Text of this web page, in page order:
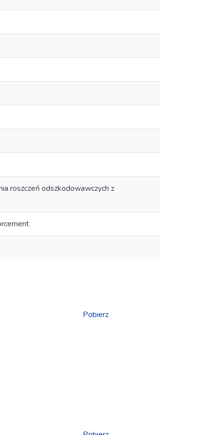
roszczeń odszkodowawczych z
Pobierz